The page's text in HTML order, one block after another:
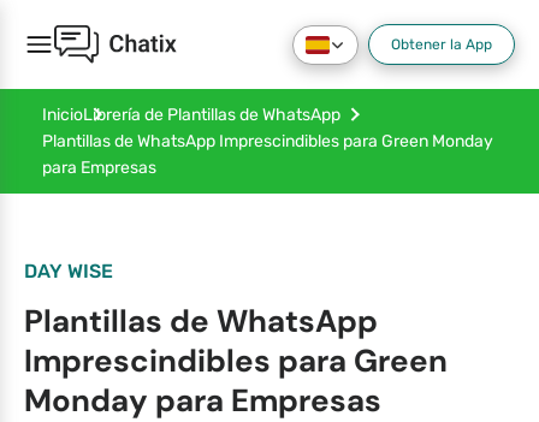
Obtener la App
InicioLibrería de Plantillas de WhatsApp
Plantillas de WhatsApp Imprescindibles para Green Monday
para Empresas
DAY WISE
Plantillas de WhatsApp
Imprescindibles para Green
Monday para Empresas